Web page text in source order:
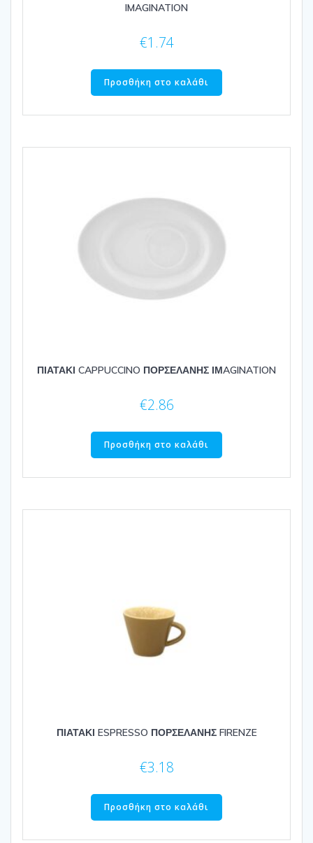
IMAGINATION
€1.74
Προσθήκη στο καλάθι
ΠΙΑΤΑΚΙ CAPPUCCINO ΠΟΡΣΕΛΑΝΗΣ ΙΜAGINATION
€2.86
Προσθήκη στο καλάθι
ΠΙΑΤΑΚΙ ESPRESSO ΠΟΡΣΕΛΑΝΗΣ FIRENZE
€3.18
Προσθήκη στο καλάθι